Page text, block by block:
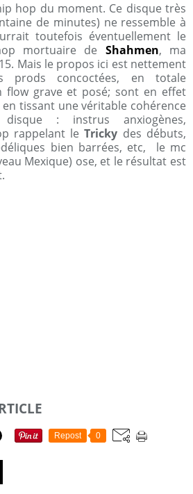
hop du moment. Ce disque très
de minutes) ne ressemble à
toutefois éventuellement le
mortuaire de Shahmen, ma
Mais le propos ici est nettement
prods concoctées, en totale
flow grave et posé; sont en effet
tissant une véritable cohérence
: instrus anxiogènes,
rappelant leTricky des débuts,
bien barrées, etc, le mc
Mexique) ose, et le résultat est
Repost 0